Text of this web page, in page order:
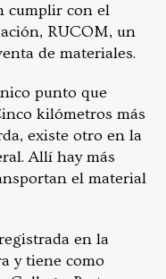
cumplir con el
RUCOM, un
de materiales.
punto que
kilómetros más
existe otro en la
Allí hay más
el material
en la
y tiene como